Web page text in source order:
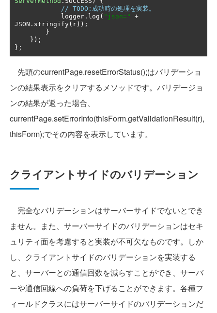
// TODO:成功時の処理を実装。
            logger
. log ( "json="
+
JSON . stringify( r ));
}
});
};
先頭のcurrentPage.resetErrorStatus();はバリデーショ
ンの結果表示をクリアするメソッドです。バリデージョ
ンの結果が返った場合、
currentPage.setErrorInfo(thisForm.getValidationResult(r),
thisForm);でその内容を表示しています。
クライアントサイドのバリデーション
完全なバリデーションはサーバーサイドでないとでき
ません。また、サーバーサイドのバリデーションはセキ
ュリティ面を考慮すると実装が不可欠なものです。しか
し、クライアントサイドのバリデーションを実装する
と、サーバーとの通信回数を減らすことができ、サーバ
ーや通信回線への負荷を下げることができます。各種フ
ィールドクラスにはサーバーサイドのバリデーションだ